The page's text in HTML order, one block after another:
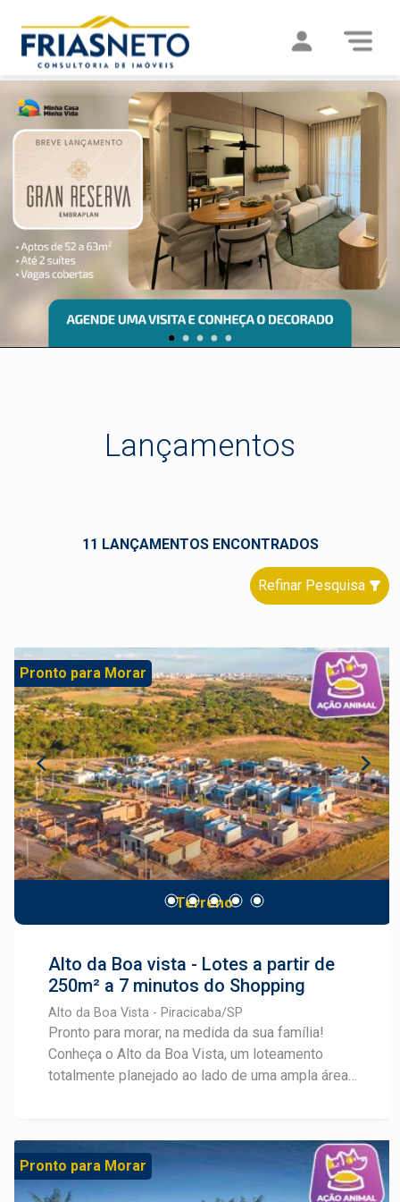
Lançamentos
11 LANÇAMENTOS ENCONTRADOS
Refinar Pesquisa
Pronto para Morar
Terreno
Alto da Boa vista - Lotes a partir de
250m² a 7 minutos do Shopping
Alto da Boa Vista - Piracicaba/SP
Pronto para morar, na medida da sua família!
Conheça o Alto da Boa Vista, um loteamento
totalmente planejado ao lado de uma ampla área
e segurança. A 7 minutos do Shopping Piracicaba,
com fácil acesso pela Rodovia SP-304
(Piracicaba - Águas de São Pedro), o Residencial
Pronto para Morar